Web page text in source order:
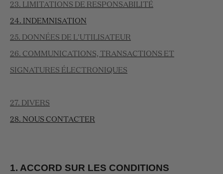
23. LIMITATIONS DE RESPONSABILITÉ
24. INDEMNISATION
25. DONNÉES DE L'UTILISATEUR
26. COMMUNICATIONS, TRANSACTIONS ET
SIGNATURES ÉLECTRONIQUES
27. DIVERS
28. NOUS CONTACTER
1. ACCORD SUR LES CONDITIONS